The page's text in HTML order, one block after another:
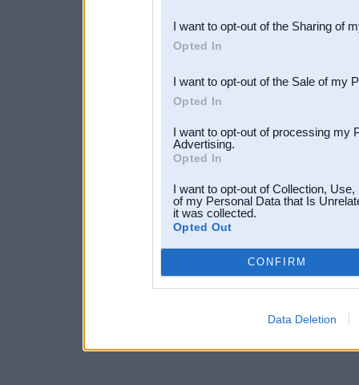
Downstream Participants
third parties.
I want to opt-out of the Sharing of
Opted In
I want to opt-out of the Sale of my
Opted In
I want to opt-out of processing my
Advertising.
Opted In
I want to opt-out of Collection,
of my Personal Data that Is
it was collected.
Opted Out
CONFIRM
Data Deletion